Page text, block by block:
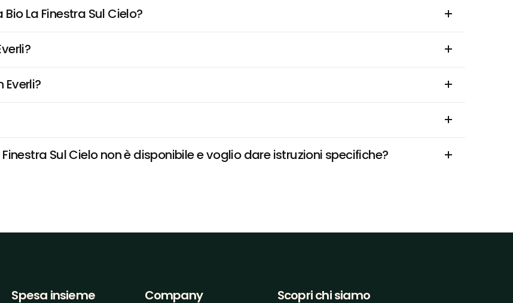
La Finestra Sul Cielo?
Sul Cielo non è disponibile e voglio dare istruzioni specifiche?
Spesa insieme Company Scopri chi siamo